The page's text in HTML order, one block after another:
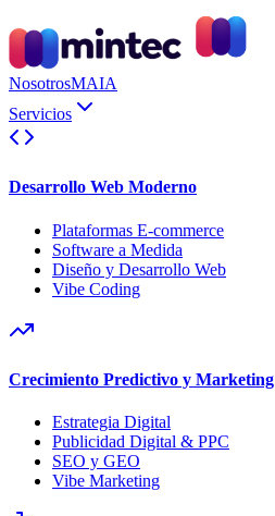
NosotrosMAIA
Servicios
Desarrollo Web Moderno
Plataformas E-commerce
Software a Medida
Diseño y Desarrollo Web
Vibe Coding
Crecimiento Predictivo y Marketing
Estrategia Digital
Publicidad Digital & PPC
SEO y GEO
Vibe Marketing